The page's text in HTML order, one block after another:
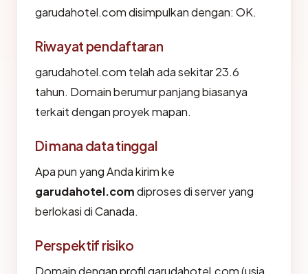
garudahotel.com disimpulkan dengan: OK.
Riwayat pendaftaran
garudahotel.com telah ada sekitar 23.6
tahun. Domain berumur panjang biasanya
terkait dengan proyek mapan.
Di mana data tinggal
Apa pun yang Anda kirim ke
garudahotel.comdiproses di server yang
berlokasi di Canada.
Perspektif risiko
Domain dengan profil garudahotel.com (usia